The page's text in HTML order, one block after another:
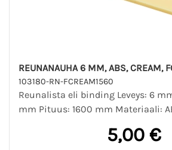
REUNANAUHA 6 MM, ABS, CREAM,
103180-RN-FCREAM1560
Reunalista eli binding Leveys: 6
mm Pituus: 1600 mm Materiaali:
5,00 €